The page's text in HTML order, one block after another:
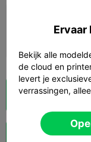
Cloud slice
Boost
Bekijk alle
de cloud en
levert je
verrassingen,